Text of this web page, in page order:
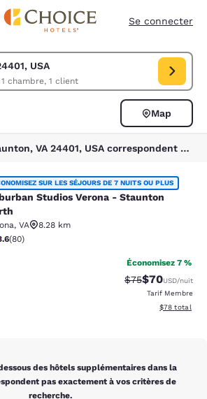
Se connecter
USA
1 chambre, 1 client
pour Staunton, VA 24401, USA. Date d’arrivée
Map
1 hôtels près de Staunton, VA 24401, USA correspondent à vos filtres
Verona -
SUR LES SÉJOURS DE 7 NUITS OU PLUS
Studios Verona - Staunton
, VA
8.28 km
étoiles. Bien. 80 commentaires
(80)
Économisez 7 %
Tarif barré :
$75Tarif réduit :
$70USD/nuit
Tarif Membre
Afficher les
$78 total
des hôtels supplémentaires dans la
pas exactement à vos critères de
recherche.